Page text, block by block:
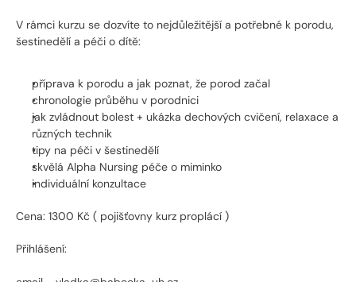
V rámci kurzu se dozvíte to nejdůležitější a potřebné k porodu,
šestinedělí a péči o dítě:
příprava k porodu a jak poznat, že porod začal
chronologie průběhu v porodnici
jak zvládnout bolest + ukázka dechových cvičení, relaxace a
různých technik
tipy na péči v šestinedělí
skvělá Alpha Nursing péče o miminko
individuální konzultace
Cena: 1300 Kč ( pojišťovny kurz proplácí )
Přihlášení: